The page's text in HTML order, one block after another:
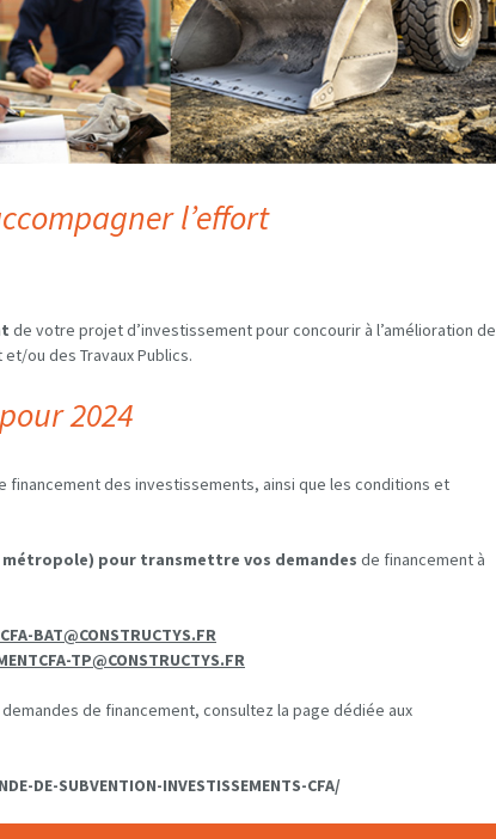
l’effort
de votre projet d’investissement pour concourir à l’amélioration de
ou des Travaux Publics.
pour 2024
des investissements, ainsi que les conditions et
métropole) pour transmettre vos demandes de financement à
BAT@CONSTRUCTYS.FR
TP@CONSTRUCTYS.FR
de financement, consultez la page dédiée aux
DE-SUBVENTION-INVESTISSEMENTS-CFA/